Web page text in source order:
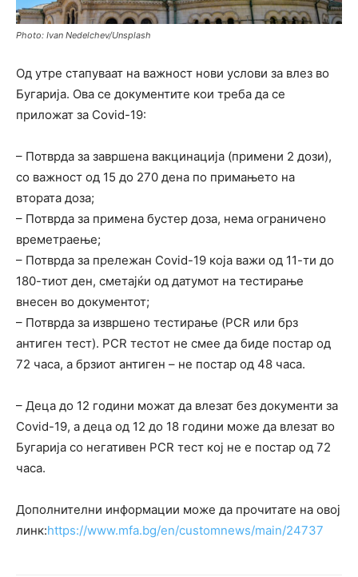
Photo: Ivan Nedelchev/Unsplash
Од утре стапуваат на важност нови услови за влез во
Бугарија. Ова се документите кои треба да се
приложат за Covid-19:
– Потврда за завршена вакцинација (примени 2 дози),
со важност од 15 до 270 дена по примањето на
втората доза;
– Потврда за примена бустер доза, нема ограничено
времетраење;
– Потврда за прележан Covid-19 која важи од 11-ти до
180-тиот ден, сметајќи од датумот на тестирање
внесен во документот;
– Потврда за извршено тестирање (PCR или брз
антиген тест). РCR тестoт не смее да биде постар од
72 часа, а брзиот антиген – не постар од 48 часа.
– Деца до 12 години можат да влезат без документи за
Covid-19, а деца од 12 до 18 години може да влезат во
Бугарија со негативен PCR тест кој не е постар од 72
часа.
Дополнителни информации може да прочитате на овој
линк:https://www.mfa.bg/en/customnews/main/24737